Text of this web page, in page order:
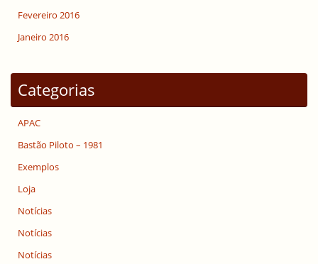
Fevereiro 2016
Janeiro 2016
Categorias
APAC
Bastão Piloto – 1981
Exemplos
Loja
Notícias
Notícias
Notícias